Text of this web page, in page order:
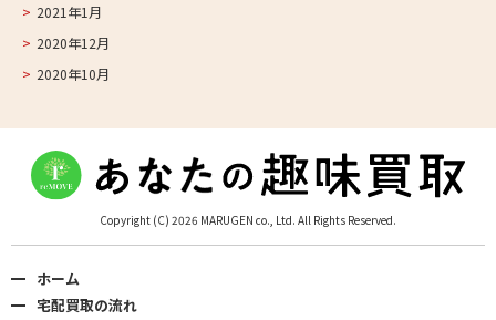
2021年1月
2020年12月
2020年10月
Copyright (C) 2026 MARUGEN co., Ltd. All Rights Reserved.
ホーム
宅配買取の流れ